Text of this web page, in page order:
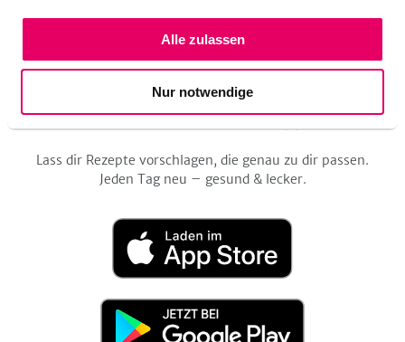
Alle zulassen
Nur notwendige
auf
Facebook
auf
Twitter
auf
Pinterest
auf
Instagram
auf
SPAR DIR DIE
REZEPTSUCHE!
Mit der SevenCooks App.
Lass dir Rezepte vorschlagen, die genau zu dir passen.
Jeden Tag neu – gesund & lecker.
Laden
im
App
Jetzt